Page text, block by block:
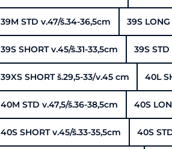
39M STD v.47/š.34-36,5cm 39S
39S SHORT v.45/š.31-33,5cm 39S STD
39XS SHORT š.29,5-33/v.45 cm 40L
40M STD v.47,5/š.36-38,5cm 40S
40S SHORT v.45/š.33-35,5cm 40S